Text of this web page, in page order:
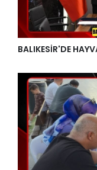
BALIKESİR'DE